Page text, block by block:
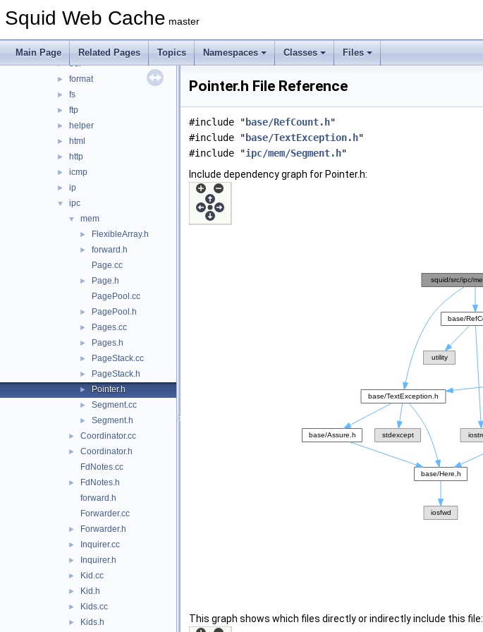
Squid Web Cache master
Main Page Related Pages Topics Namespaces Classes Files
► DiskIO
error
► eui
► format
► fs
► ftp
► helper
► html
► http
► icmp
► ip
▼ ipc
▼ mem
► FlexibleArray.h
►
forward.h
Page.cc
►
Page.h
PagePool.cc
► PagePool.h
► Pages.cc
► Pages.h
► PageStack.cc
► PageStack.h
► Pointer.h
► Segment.cc
► Segment.h
► Coordinator.cc
►
Coordinator.h
FdNotes.cc
►
FdNotes.h
forward.h
Forwarder.cc
► Forwarder.h
► Inquirer.cc
► Inquirer.h
► Kid.cc
► Kid.h
► Kids.cc
► Kids.h
Pointer.h File Reference
#include " base/RefCount.h"
#include " base/TextException.h"
#include "ipc/mem/Segment.h"
Include dependency graph for Pointer.h:
This graph shows which files directly or indirectly include this file: